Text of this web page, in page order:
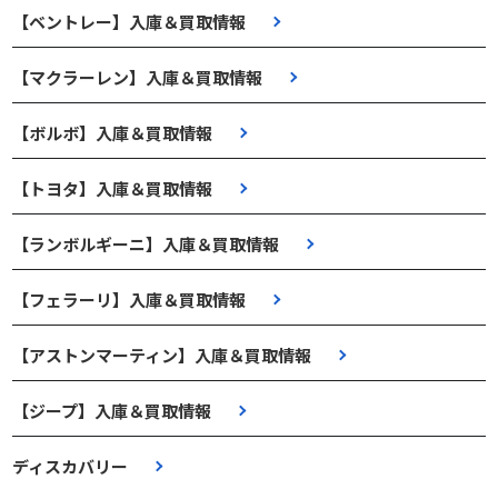
【ベントレー】入庫＆買取情報
【マクラーレン】入庫＆買取情報
【ボルボ】入庫＆買取情報
【トヨタ】入庫＆買取情報
【ランボルギーニ】入庫＆買取情報
【フェラーリ】入庫＆買取情報
【アストンマーティン】入庫＆買取情報
【ジープ】入庫＆買取情報
ディスカバリー